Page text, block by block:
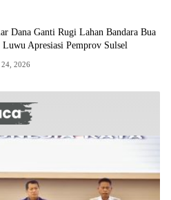
Dana Ganti Rugi Lahan Bandara Bua
Apresiasi Pemprov Sulsel
2026